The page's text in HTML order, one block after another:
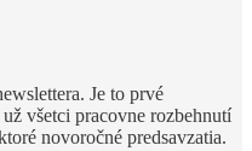
Je to prvé
všetci pracovne rozbehnutí
novoročné predsavzatia.